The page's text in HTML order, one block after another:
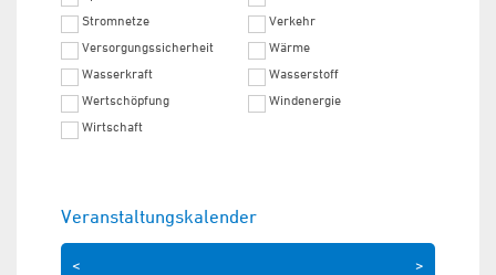
Stromnetze
Verkehr
Versorgungssicherheit
Wärme
Wasserkraft
Wasserstoff
Wertschöpfung
Windenergie
Wirtschaft
Veranstaltungskalender
>
<